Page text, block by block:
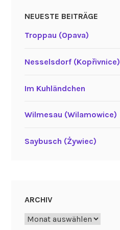
NEUESTE BEITRÄGE
Troppau (Opava)
Nesselsdorf (Kopřivnice)
Im Kuhländchen
Wilmesau (Wilamowice)
Saybusch (Żywiec)
ARCHIV
Archiv